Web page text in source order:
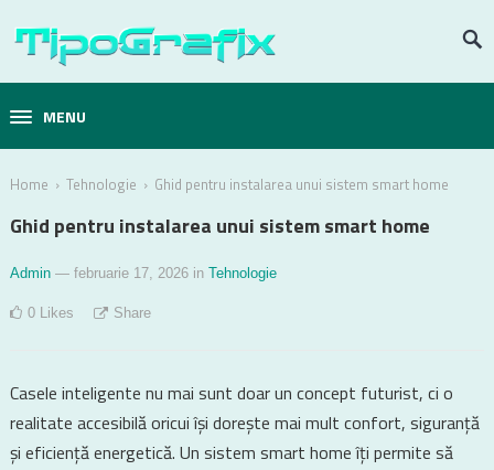
MENU
Home › Tehnologie › Ghid pentru instalarea unui sistem smart home
Ghid pentru instalarea unui sistem smart home
Admin — februarie 17, 2026 in Tehnologie
0 Likes Share
Casele inteligente nu mai sunt doar un concept futurist, ci o
realitate accesibilă oricui își dorește mai mult confort, siguranță
și eficiență energetică. Un sistem smart home îți permite să